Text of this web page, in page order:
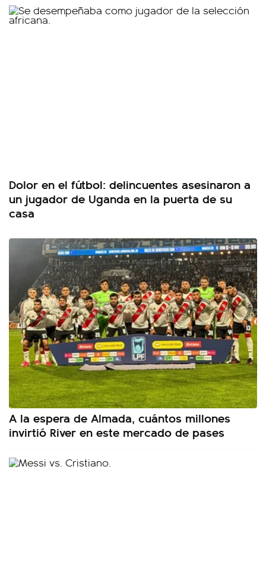
Dolor en el fútbol: delincuentes asesinaron a
un jugador de Uganda en la puerta de su
casa
A la espera de Almada, cuántos millones
invirtió River en este mercado de pases